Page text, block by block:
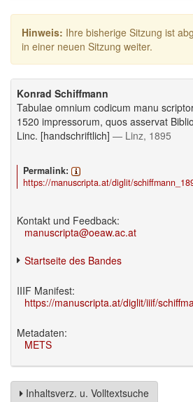
Hinweis: Ihre bisherige Sitzung ist
in einer neuen Sitzung weiter.
Konrad Schiffmann
Tabulae omnium codicum manu
1520 impressorum, quos asservat
Linc. [handschriftlich] — Linz, 1895
Permalink:
https://manuscripta.at/diglit/
Kontakt und Feedback:
manuscripta@oeaw.ac.at
Startseite des Bandes
IIIF Manifest:
https://manuscripta.at/diglit/iiif/
Metadaten:
METS
Inhaltsverz. u. Volltextsuche